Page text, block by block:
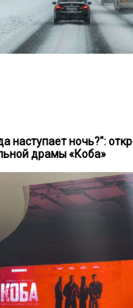
наступает ночь?":
драмы «Коба»